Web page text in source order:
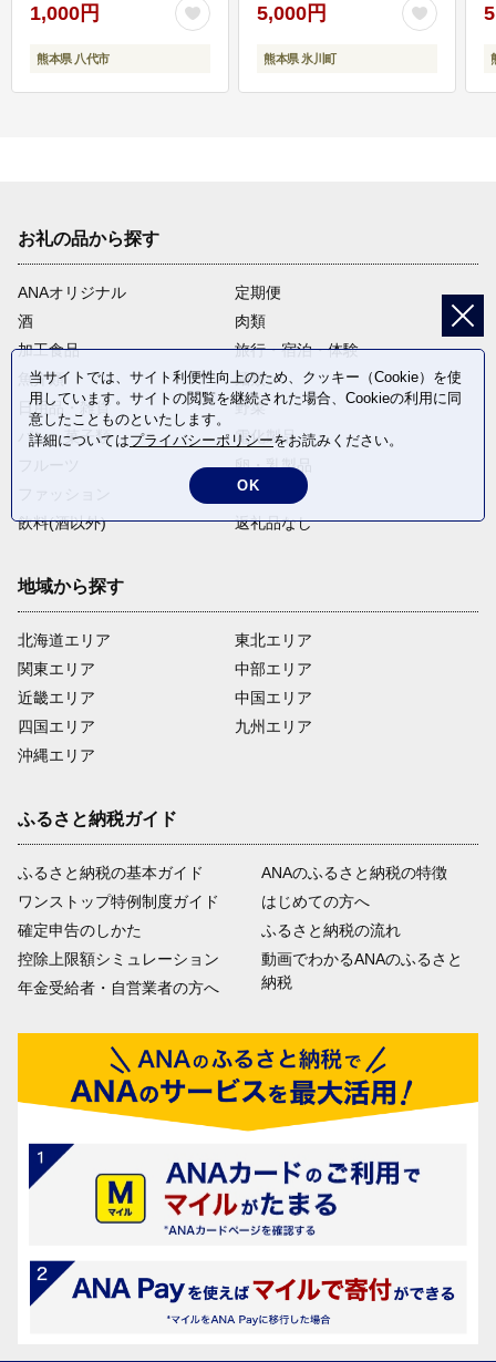
1,000円
熊本県 八代市
5,000円
熊本県 氷川町
お礼の品から探す
ANAオリジナル
定期便
酒
肉類
加工食品
旅行・宿泊・体験
魚介類
麺類
日用品・雑貨
野菜
パン・菓子類
電化製品
卵・乳製品
米・穀物
飲料(酒以外)
返礼品なし
地域から探す
北海道エリア
関東エリア
近畿エリア
四国エリア
沖縄エリア
東北エリア
中部エリア
中国エリア
九州エリア
ふるさと納税ガイド
ふるさと納税の基本ガイド
ワンストップ特例制度ガイド
確定申告のしかた
控除上限額シミュレーション
年金受給者・自営業者の方へ
ANAのふるさと納税の特徴
はじめての方へ
ふるさと納税の流れ
動画でわかるANAのふるさと
納税
当サイトでは、サイト利便性向上のため、クッキー（Cookie）を使
用しています。サイトの閲覧を継続された場合、Cookieの利用に同
意したことものといたします。
詳細についてはプライバシーポリシーをお読みください。
OK